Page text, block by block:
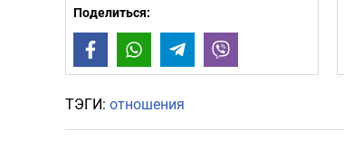
Поделиться:
FacebookWhatsAppTelegram
ТЭГИ: отношения